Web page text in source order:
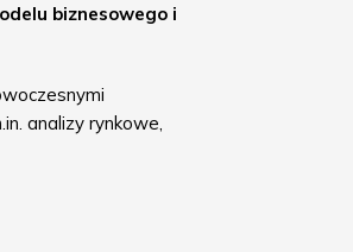
biznesowego i
analizy rynkowe,